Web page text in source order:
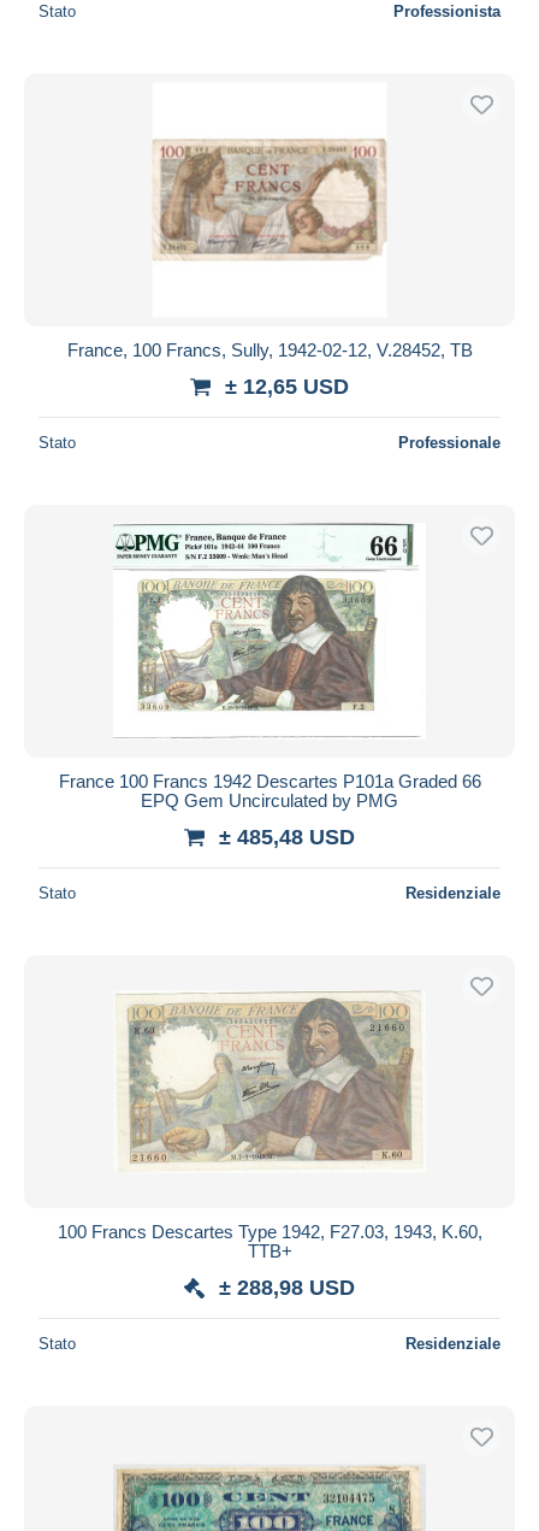
Stato Professionista
France, 100 Francs, Sully, 1942-02-12, V.28452, TB
± 12,65 USD
Stato Professionale
France 100 Francs 1942 Descartes P101a Graded 66
EPQ Gem Uncirculated by PMG
± 485,48 USD
Stato Residenziale
100 Francs Descartes Type 1942, F27.03, 1943, K.60,
TTB+
± 288,98 USD
Stato Residenziale